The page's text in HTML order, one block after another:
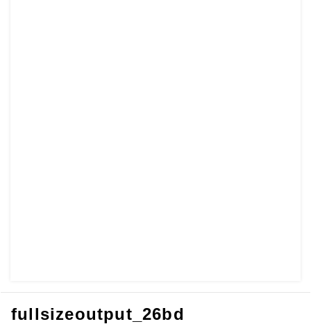
fullsizeoutput_26bd